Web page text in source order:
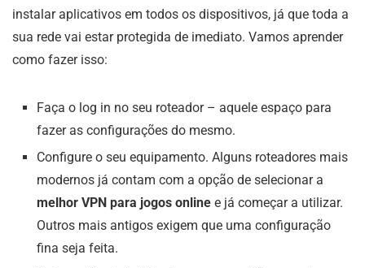
instalar aplicativos em todos os dispositivos, já que toda a
sua rede vai estar protegida de imediato. Vamos aprender
como fazer isso:
Faça o log in no seu roteador – aquele espaço para
fazer as configurações do mesmo.
Configure o seu equipamento. Alguns roteadores mais
modernos já contam com a opção de selecionar a
melhor VPN para jogos online e já começar a utilizar.
Outros mais antigos exigem que uma configuração
fina seja feita.